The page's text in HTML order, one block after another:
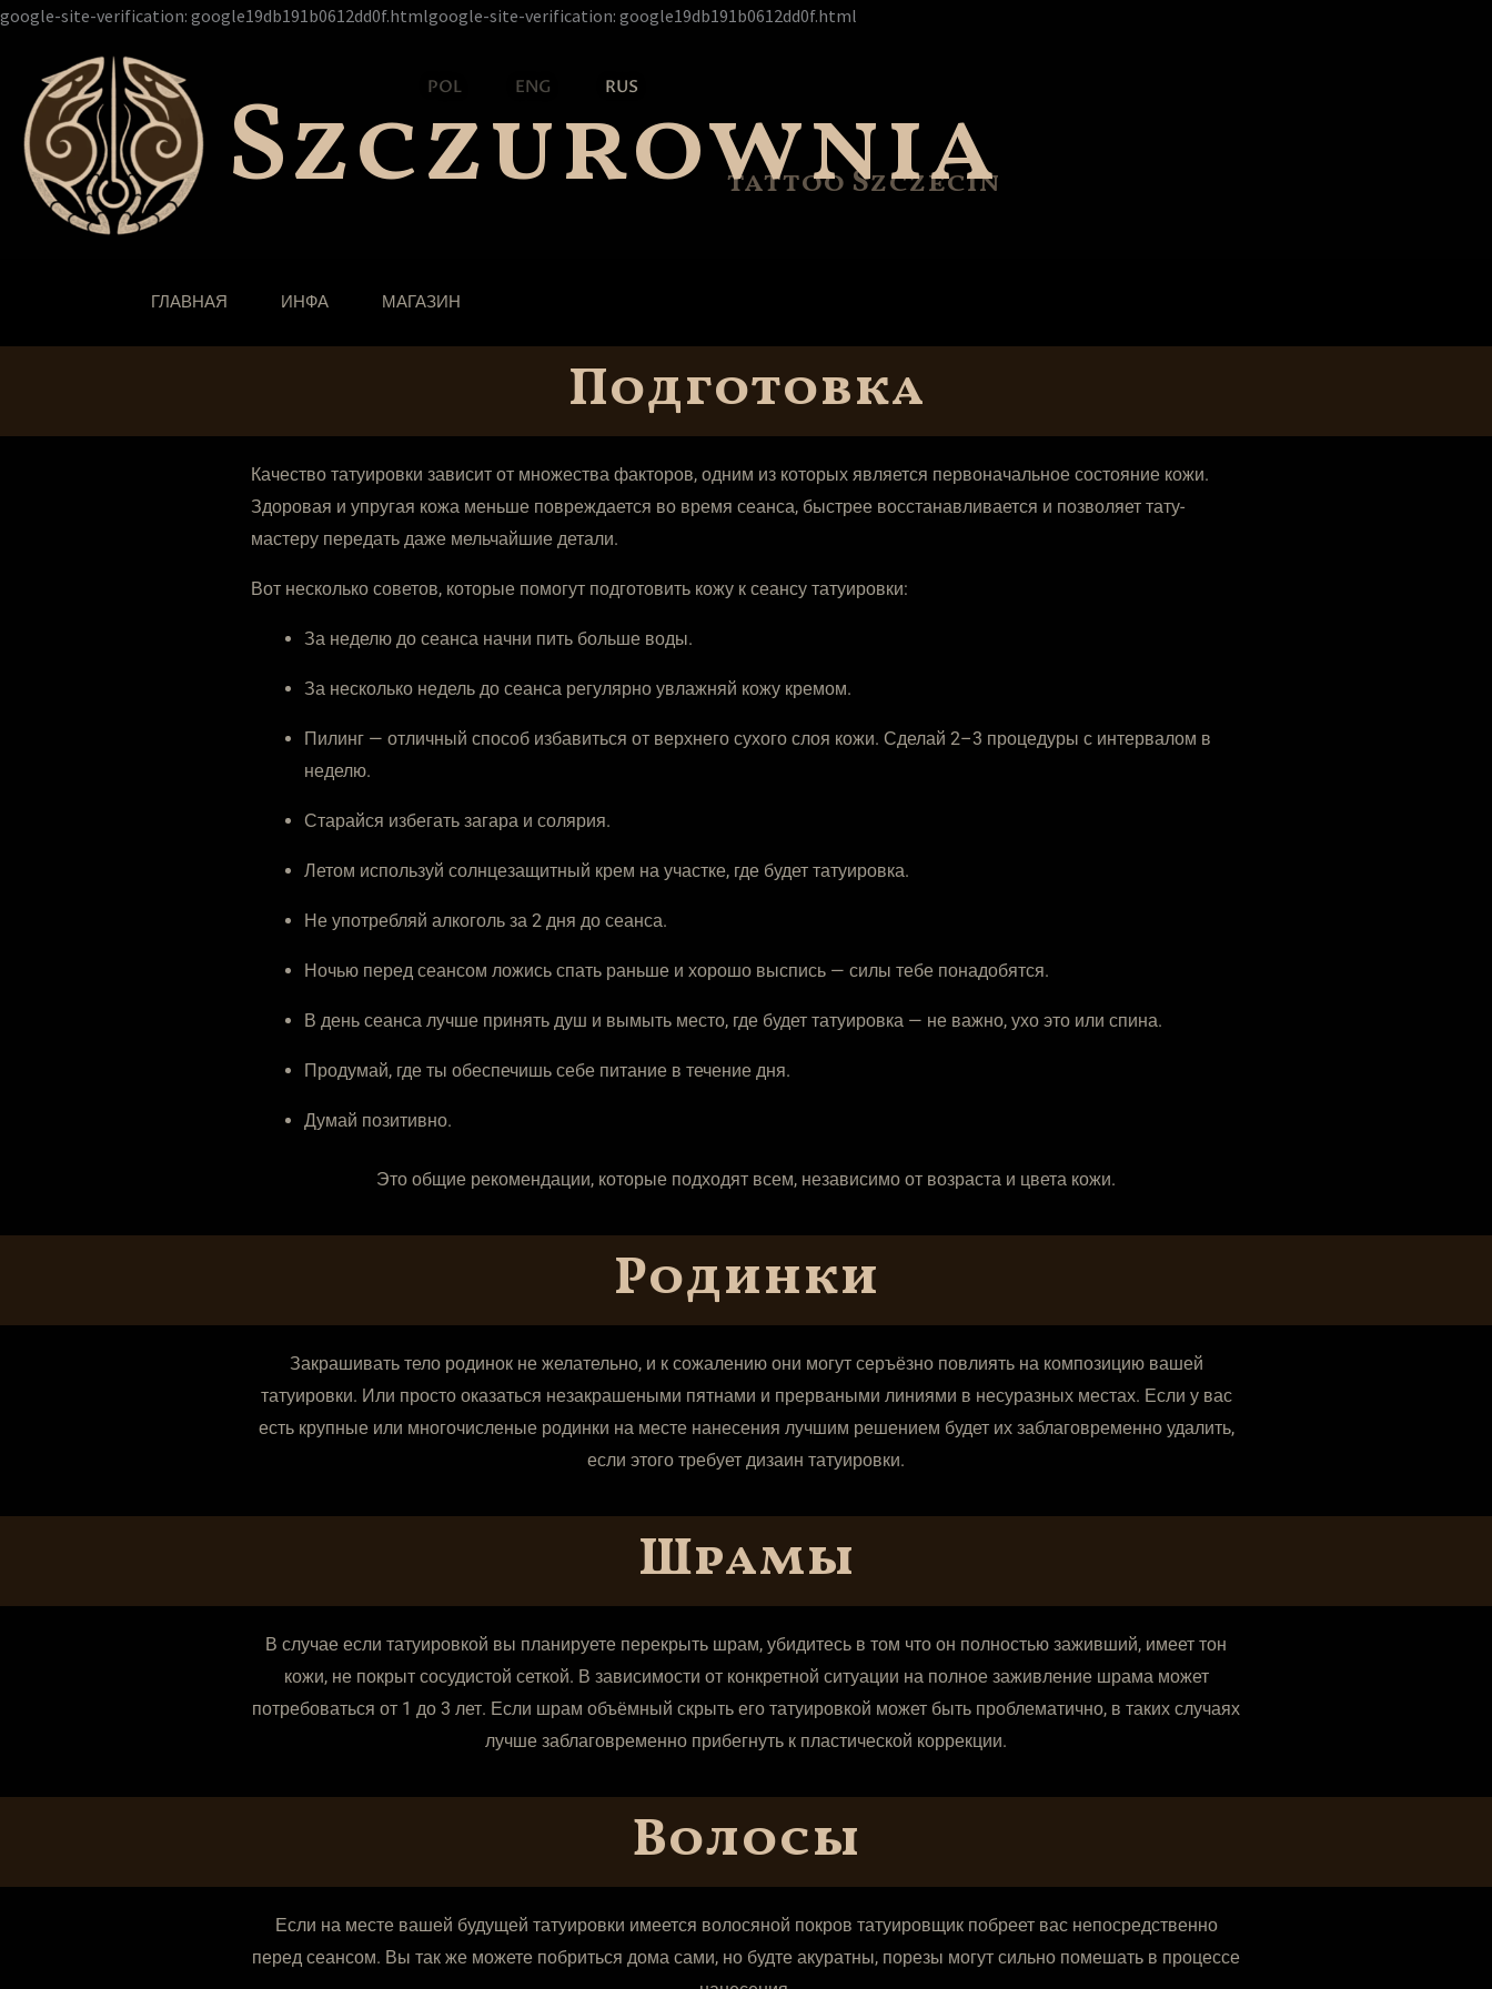
google-site-verification: google19db191b0612dd0f.htmlgoogle-site-verification: google19db191b0612dd0f.html
POL ENG RUS
Szczurownia
tattoo Szczecin
ГЛАВНАЯ ИНФА МАГАЗИН
Подготовка
Качество татуировки зависит от множества факторов, одним из которых является первоначальное состояние кожи.
Здоровая и упругая кожа меньше повреждается во время сеанса, быстрее восстанавливается и позволяет тату-
мастеру передать даже мельчайшие детали.
Вот несколько советов, которые помогут подготовить кожу к сеансу татуировки:
За неделю до сеанса начни пить больше воды.
За несколько недель до сеанса регулярно увлажняй кожу кремом.
Пилинг — отличный способ избавиться от верхнего сухого слоя кожи. Сделай 2–3 процедуры с интервалом в
неделю.
Старайся избегать загара и солярия.
Летом используй солнцезащитный крем на участке, где будет татуировка.
Не употребляй алкоголь за 2 дня до сеанса.
Ночью перед сеансом ложись спать раньше и хорошо выспись — силы тебе понадобятся.
В день сеанса лучше принять душ и вымыть место, где будет татуировка — не важно, ухо это или спина.
Продумай, где ты обеспечишь себе питание в течение дня.
Думай позитивно.
Это общие рекомендации, которые подходят всем, независимо от возраста и цвета кожи.
Родинки
Закрашивать тело родинок не желательно, и к сожалению они могут серъёзно повлиять на композицию вашей
татуировки. Или просто оказаться незакрашеными пятнами и прерваными линиями в несуразных местах. Если у вас
есть крупные или многочисленые родинки на месте нанесения лучшим решением будет их заблаговременно удалить,
если этого требует дизаин татуировки.
Шрамы
В случае если татуировкой вы планируете перекрыть шрам, убидитесь в том что он полностью заживший, имеет тон
кожи, не покрыт сосудистой сеткой. В зависимости от конкретной ситуации на полное заживление шрама может
потребоваться от 1 до 3 лет. Если шрам объёмный скрыть его татуировкой может быть проблематично, в таких случаях
лучше заблаговременно прибегнуть к пластической коррекции.
Волосы
Если на месте вашей будущей татуировки имеется волосяной покров татуировщик побреет вас непосредственно
перед сеансом. Вы так же можете побриться дома сами, но будте акуратны, порезы могут сильно помешать в процессе